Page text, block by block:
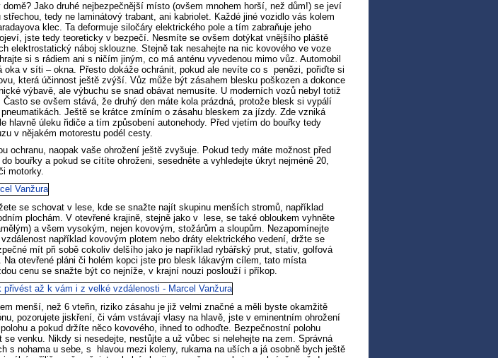
Jako druhé nejbezpečnější místo (ovšem mnohem horší, než dům!) se jeví
tedy ne laminátový trabant, ani kabriolet. Každé jiné vozidlo vás kolem
klec. Ta deformuje siločáry elektrického pole a tím zabraňuje jeho
jste tedy teoreticky v bezpečí. Nesmíte se ovšem dotýkat vnějšího pláště
elektrostatický náboj sklouzne. Stejně tak nesahejte na nic kovového ve voze
si s rádiem ani s ničím jiným, co má anténu vyvedenou mimo vůz. Automobil
oka v síti – okna. Přesto dokáže ochránit, pokud ale nevíte co s penězi, pořiďte si
která účinnost ještě zvýší. Vůz může být zásahem blesku poškozen a dokonce
výbavě, ale výbuchu se snad obávat nemusíte. U moderních vozů nebyl totiž
se ovšem stává, že druhý den máte kola prázdná, protože blesk si vypálí
Ještě se krátce zmíním o zásahu bleskem za jízdy. Zde vzniká
hlavně úleku řidiče a tím způsobení autonehody. Před vjetím do bouřky tedy
v nějakém motorestu podél cesty.
ochranu, naopak vaše ohrožení ještě zvyšuje. Pokud tedy máte možnost před
bouřky a pokud se cítíte ohroženi, sesedněte a vyhledejte úkryt nejméně 20,
motorky.
se schovat v lese, kde se snažte najít skupinu menších stromů, například
plochám. V otevřené krajině, stejně jako v lese, se také obloukem vyhněte
a všem vysokým, nejen kovovým, stožárům a sloupům. Nezapomínejte
například kovovým plotem nebo dráty elektrického vedení, držte se
mít při sobě cokoliv delšího jako je například rybářský prut, stativ, golfová
otevřené pláni či holém kopci jste pro blesk lákavým cílem, tato místa
cenu se snažte být co nejníže, v krajní nouzi poslouží i příkop.
menší, než 6 vteřin, riziko zásahu je již velmi značné a měli byste okamžitě
pozorujete jiskření, či vám vstávají vlasy na hlavě, jste v eminentním ohrožení
a pokud držíte něco kovového, ihned to odhoďte. Bezpečnostní polohu
venku. Nikdy si nesedejte, nestůjte a už vůbec si nelehejte na zem. Správná
s nohama u sebe, s hlavou mezi koleny, rukama na uších a já osobně bych ještě